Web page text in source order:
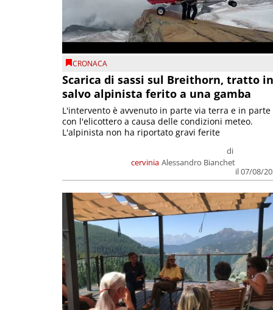
CRONACA
Scarica di sassi sul Breithorn, tratto in
salvo alpinista ferito a una gamba
cervinia
di
Alessandro Bianchet
il 07/08/
L'intervento è avvenuto in parte via terra e in parte
con l'elicottero a causa delle condizioni meteo.
L'alpinista non ha riportato gravi ferite